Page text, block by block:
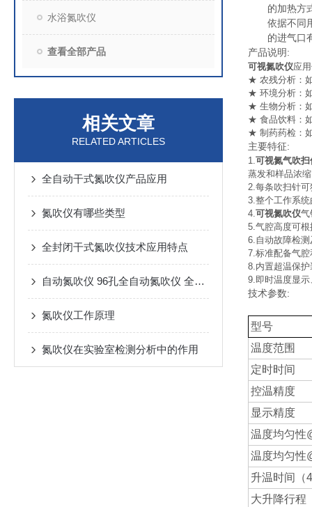
水浴氮吹仪
查看全部产品
相关文章
RELATED ARTICLES
全自动干式氮吹仪产品应用
氮吹仪有哪些类型
全封闭干式氮吹仪技术应用特点
自动氮吹仪 96孔全自动氮吹仪 全自动氮吹仪价格 选购
氮吹仪工作原理
氮吹仪在实验室检测分析中的作用
的加热方式
依据不同用
的进气口
产品说明:
可视氮吹仪应
★ 农残分析：
★ 环境分析：
★ 生物分析：
★ 食品饮料：
★ 制药药检：
主要特征:
1.可视氮气吹扫
蒸发和样品浓缩
2.每条吹扫针
3.整个工作系
4.可视氮吹仪气
5.气腔高度可
6.自动故障检
7.标准配备气
8.内置超温保护
9.即时温度显
技术参数:
型号
温度范围
定时时间
控温精度
显示精度
温度均匀性
温度均匀性
升温时间（
大升降行程